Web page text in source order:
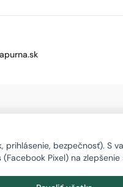
bezpečnosť). S
Pixel) na zlepšenie